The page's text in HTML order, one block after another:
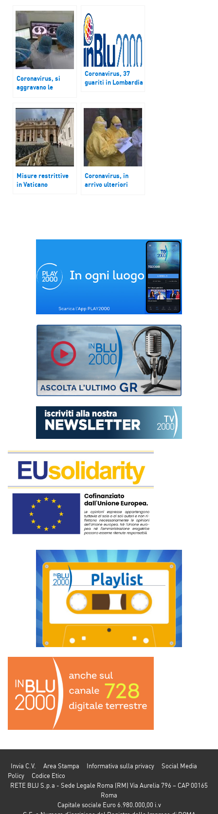
Coronavirus, si
aggravano le
ricoverata allo
Spallanzani
Coronavirus, 37
guariti in Lombardia
Misure restrittive
in Vaticano
Coronavirus, in
arrivo ulteriori
Invia C.V. Area Stampa Informativa sulla privacy
Social Media
Policy
Codice Etico
RETE BLU S.p.a - Sede Legale Roma (RM) Via Aurelia 796 – CAP 00165
Roma
Capitale sociale Euro 6.980.000,00 i.v